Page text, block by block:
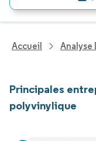
Accueil Analyse
Principales
polyvinylique